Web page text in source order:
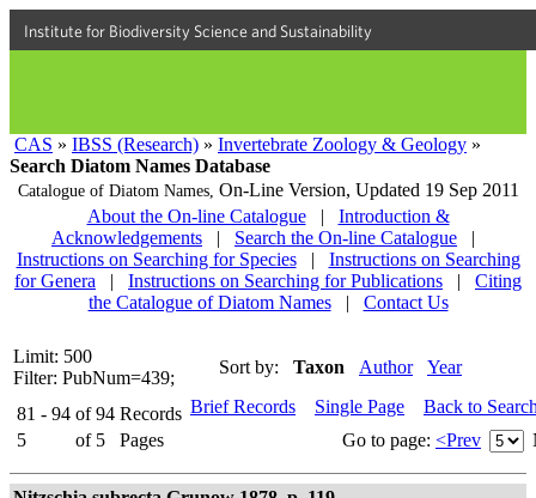
Institute for Biodiversity Science and Sustainability
CAS » IBSS (Research) » Invertebrate Zoology & Geology »
Search Diatom Names Database
Catalogue of Diatom Names, On-Line Version, Updated 19 Sep 2011
About the On-line Catalogue
|
Introduction &
Acknowledgements
| Search the On-line Catalogue
|
Instructions on Searching for Species
|
Instructions on Searching
for Genera
| Instructions on Searching for Publications |
Citing
the Catalogue of Diatom Names
| Contact Us
Limit: 500
Filter: PubNum=439;
Sort by: Taxon Author Year
81 - 94 of 94 Records
5
of 5 Pages
Brief Records Single Page
Back to
Go to page: <Prev